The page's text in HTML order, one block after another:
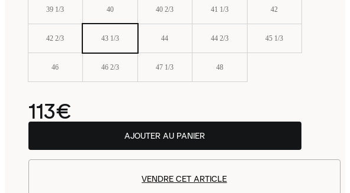
39 1/3 40 40 2/3 41 1/3 42
42 2/3 43 1/3 44 44 2/3 45 1/3
46 46 2/3 47 1/3 48
113€
AJOUTER AU PANIER
VENDRE CET ARTICLE